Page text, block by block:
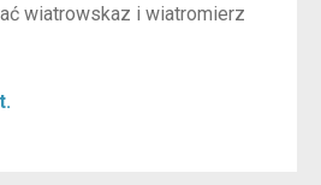
wiatrowskaz i wiatromierz